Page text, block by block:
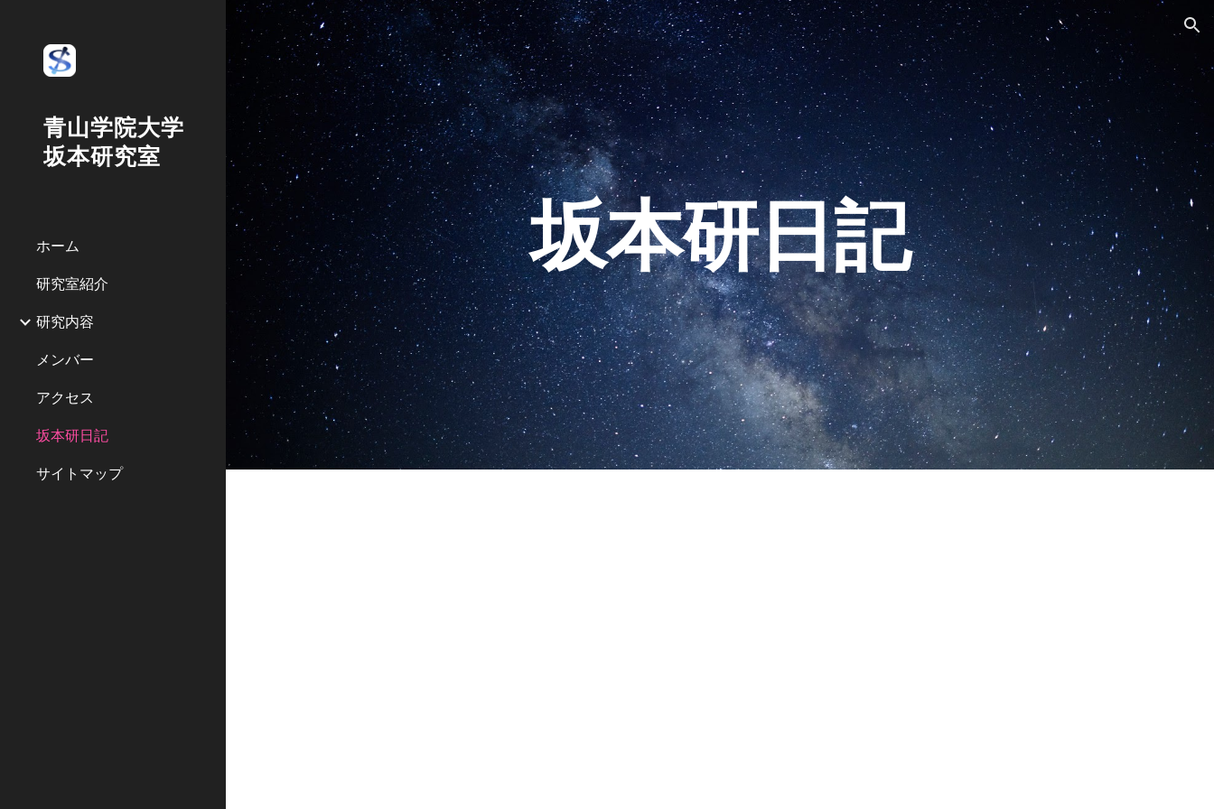
Skip to main content Skip to navigation
青山学院大学
坂本研究室
ホーム
研究室紹介
研究内容
メンバー
アクセス
坂本研日記
サイトマップ
坂本研日記